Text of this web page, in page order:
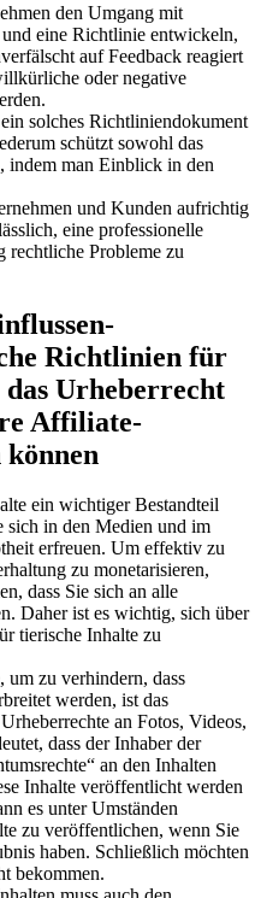
den Umgang ⁣mit
⁢eine Richtlinie entwickeln,‌
auf Feedback‍ reagiert‍
oder negative
⁢solches ⁤Richtliniendokument
schützt sowohl das
indem man Einblick in den
‍und Kunden aufrichtig
eine professionelle⁤
Probleme zu
⁢Richtlinien für
Urheberrecht
Affiliate-
können
ein wichtiger Bestandteil​
sich in den⁤ Medien⁢ und im
erfreuen.⁣ Um effektiv​ zu
zu monetarisieren,​
dass Sie⁣ sich ‌an‍ alle
⁤Daher ist es wichtig, sich über
tierische Inhalte zu
um⁢ zu verhindern, dass
werden, ist das
an ⁤Fotos,​ Videos,
dass der Inhaber der
an den Inhalten
Inhalte veröffentlicht werden
es unter Umständen
zu veröffentlichen, wenn ‍Sie
haben. Schließlich möchten
bekommen.